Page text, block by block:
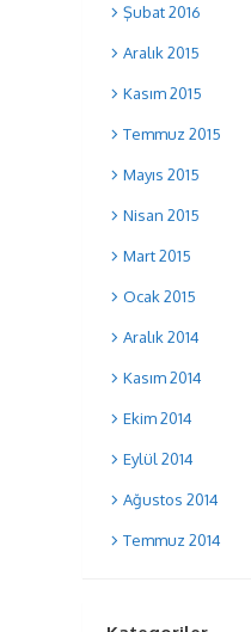
Şubat 2016
Aralık 2015
Kasım 2015
Temmuz 2015
Mayıs 2015
Nisan 2015
Mart 2015
Ocak 2015
Aralık 2014
Kasım 2014
Ekim 2014
Eylül 2014
Ağustos 2014
Temmuz 2014